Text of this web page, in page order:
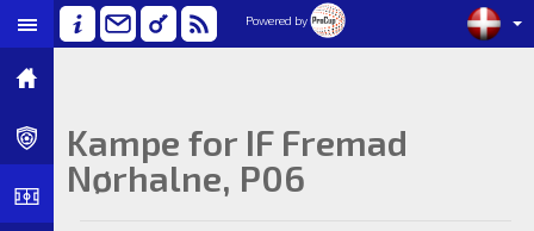
Powered by
Kampe for IF Fremad
Nørhalne, P06